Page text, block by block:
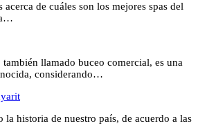
acerca de cuáles son los mejores spas del
llamado buceo comercial, es una
considerando…
la historia de nuestro país, de acuerdo a las